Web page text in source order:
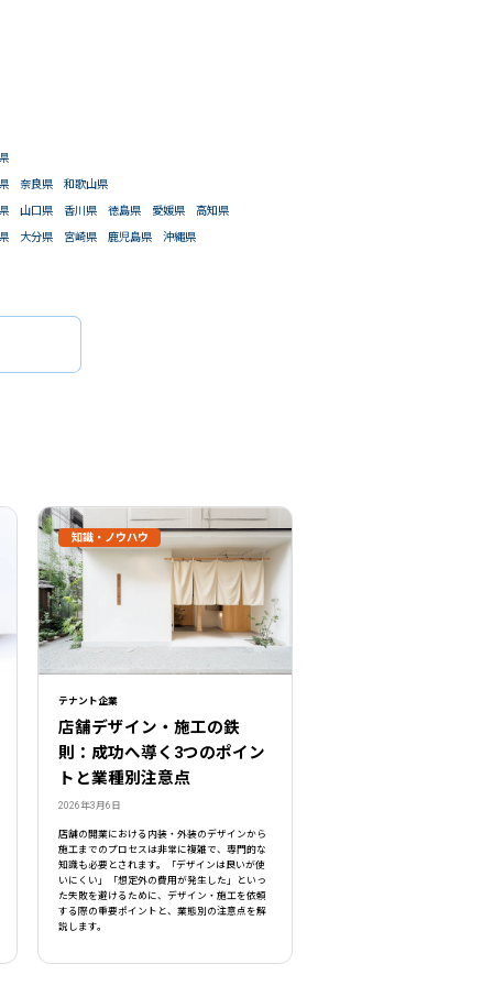
奈良県 和歌山県
山口県 香川県 徳島県 愛媛県 高知県
大分県 宮崎県 鹿児島県 沖縄県
テナント企業
店舗デザイン・施工の鉄
則：成功へ導く3つのポイン
トと業種別注意点
2026年3月6日
店舗の開業における内装・外装のデザインから
施工までのプロセスは非常に複雑で、専門的な
知識も必要とされます。「デザインは良いが使
いにくい」「想定外の費用が発生した」といっ
た失敗を避けるために、デザイン・施工を依頼
する際の重要ポイントと、業態別の注意点を解
説します。
知識・ノウハウ